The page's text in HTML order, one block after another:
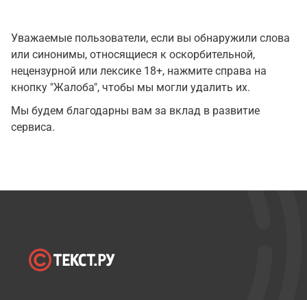
Уважаемые пользователи, если вы обнаружили слова
или синонимы, относящиеся к оскорбительной,
нецензурной или лексике 18+, нажмите справа на
кнопку "Жалоба", чтобы мы могли удалить их.
Мы будем благодарны вам за вклад в развитие
сервиса.